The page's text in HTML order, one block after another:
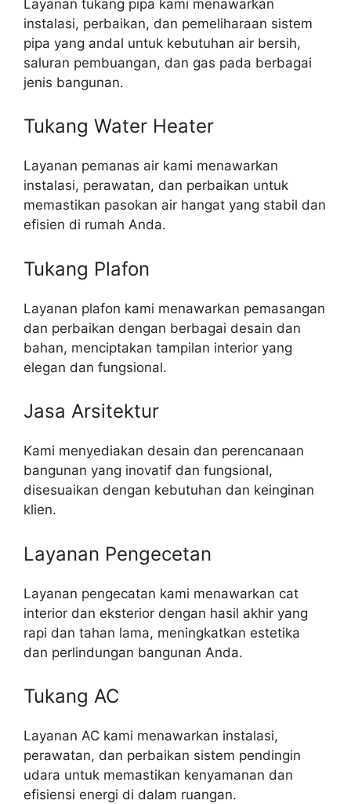
Layanan tukang pipa kami menawarkan
instalasi, perbaikan, dan pemeliharaan sistem
pipa yang andal untuk kebutuhan air bersih,
saluran pembuangan, dan gas pada berbagai
jenis bangunan.
Tukang Water Heater
Layanan pemanas air kami menawarkan
instalasi, perawatan, dan perbaikan untuk
memastikan pasokan air hangat yang stabil dan
efisien di rumah Anda.
Tukang Plafon
Layanan plafon kami menawarkan pemasangan
dan perbaikan dengan berbagai desain dan
bahan, menciptakan tampilan interior yang
elegan dan fungsional.
Jasa Arsitektur
Kami menyediakan desain dan perencanaan
bangunan yang inovatif dan fungsional,
disesuaikan dengan kebutuhan dan keinginan
klien.
Layanan Pengecetan
Layanan pengecatan kami menawarkan cat
interior dan eksterior dengan hasil akhir yang
rapi dan tahan lama, meningkatkan estetika
dan perlindungan bangunan Anda.
Tukang AC
Layanan AC kami menawarkan instalasi,
perawatan, dan perbaikan sistem pendingin
udara untuk memastikan kenyamanan dan
efisiensi energi di dalam ruangan.